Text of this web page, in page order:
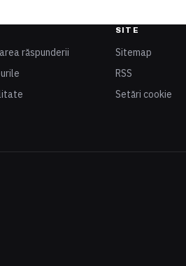
răspunderii
SITE
Sitemap
RSS
Setări cookie